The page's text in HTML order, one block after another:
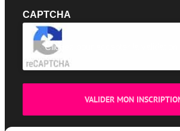
CAPTCHA
Cliquez pour accepter la validation